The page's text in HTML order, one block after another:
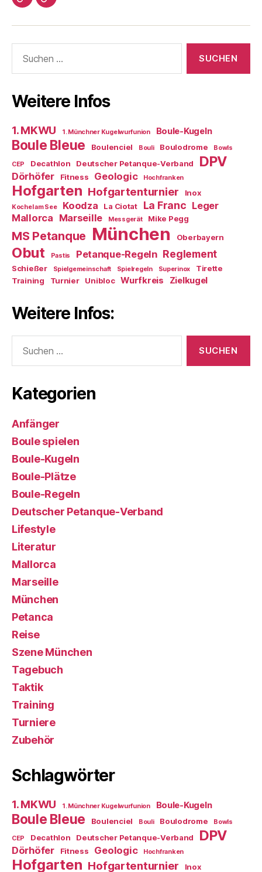
Impressum/DatSchutz
Beliebte
nach:
Weitere Infos
1. MKWU 1. Münchner Kugelwurfunion Boule-Kugeln
Boule Bleue Boulenciel Bouli Boulodrome Bowls
CEP Decathlon Deutscher Petanque-Verband DPV
Dörhöfer Fitness Geologic Hochfranken
Hofgarten Hofgartenturnier Inox
Kochel am See Koodza La Ciotat La Franc Leger
Mallorca Marseille Messgerät Mike Pegg
MS Petanque München Oberbayern
Obut Pastis Petanque-Regeln Reglement
Schießer Spielgemeinschaft Spielregeln Superinox
Tirette
Training
Turnier Unibloc Wurfkreis Zielkugel
Weitere Infos:
nach:
Kategorien
Anfänger
Boule spielen
Boule-Kugeln
Boule-Plätze
Boule-Regeln
Deutscher Petanque-Verband
Lifestyle
Literatur
Mallorca
Marseille
München
Petanca
Reise
Szene München
Tagebuch
Taktik
Training
Turniere
Zubehör
Schlagwörter
1. MKWU 1. Münchner Kugelwurfunion Boule-Kugeln
Boule Bleue Boulenciel Bouli Boulodrome Bowls
CEP Decathlon Deutscher Petanque-Verband DPV
Dörhöfer Fitness Geologic Hochfranken
Hofgarten Hofgartenturnier Inox